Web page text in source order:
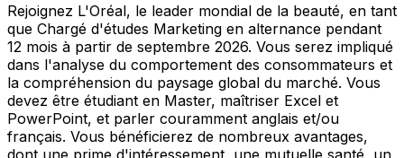
Rejoignez L'Oréal, le leader mondial de la beauté, en tant
que Chargé d'études Marketing en alternance pendant
12 mois à partir de septembre 2026. Vous serez impliqué
dans l'analyse du comportement des consommateurs et
la compréhension du paysage global du marché. Vous
devez être étudiant en Master, maîtriser Excel et
PowerPoint, et parler couramment anglais et/ou
français. Vous bénéficierez de nombreux avantages,
dont une prime d'intéressement, une mutuelle santé, un